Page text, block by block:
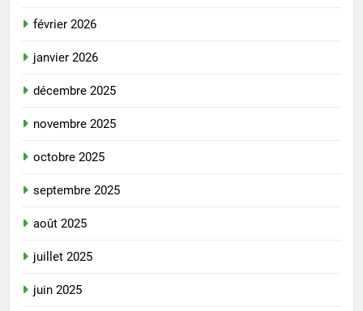
février 2026
janvier 2026
décembre 2025
novembre 2025
octobre 2025
septembre 2025
août 2025
juillet 2025
juin 2025